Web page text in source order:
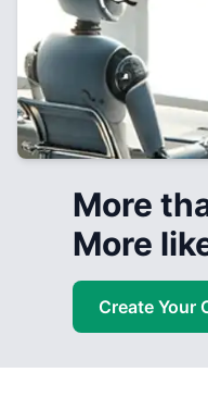
More
More
Create Your